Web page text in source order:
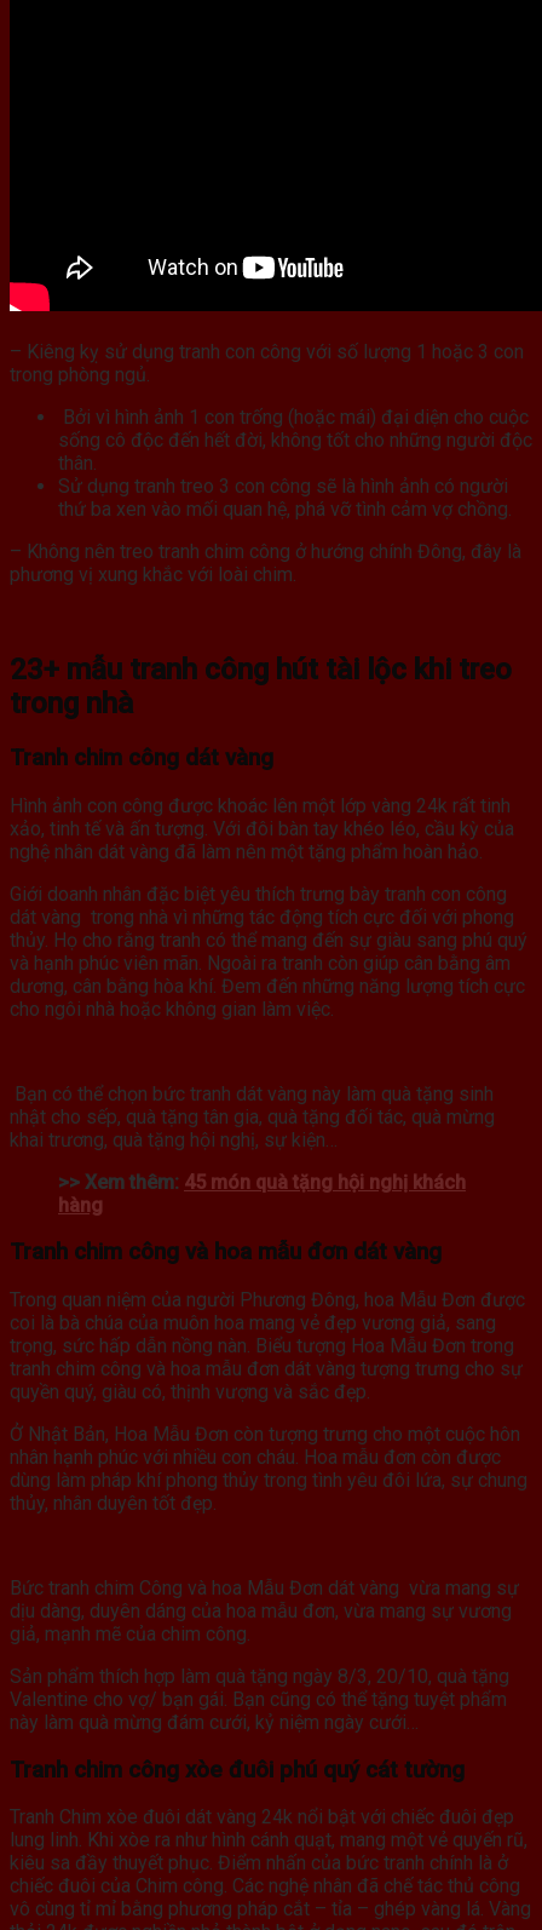
– Kiêng kỵ sử dụng tranh con công với số lượng 1 hoặc 3 con
trong phòng ngủ.
Bởi vì hình ảnh 1 con trống (hoặc mái) đại diện cho cuộc
sống cô độc đến hết đời, không tốt cho những người độc
thân.
Sử dụng tranh treo 3 con công sẽ là hình ảnh có người
thứ ba xen vào mối quan hệ, phá vỡ tình cảm vợ chồng.
– Không nên treo tranh chim công ở hướng chính Đông, đây là
phương vị xung khắc với loài chim.
23+ mẫu tranh công hút tài lộc khi treo
trong nhà
Tranh chim công dát vàng
Hình ảnh con công được khoác lên một lớp vàng 24k rất tinh
xảo, tinh tế và ấn tượng. Với đôi bàn tay khéo léo, cầu kỳ của
nghệ nhân dát vàng đã làm nên một tặng phẩm hoàn hảo.
Giới doanh nhân đặc biệt yêu thích trưng bày tranh con công
dát vàng trong nhà vì những tác động tích cực đối với phong
thủy. Họ cho rằng tranh có thể mang đến sự giàu sang phú quý
và hạnh phúc viên mãn. Ngoài ra tranh còn giúp cân bằng âm
dương, cân bằng hòa khí. Đem đến những năng lượng tích cực
cho ngôi nhà hoặc không gian làm việc.
Bạn có thể chọn bức tranh dát vàng này làm quà tặng sinh
nhật cho sếp, quà tặng tân gia, quà tặng đối tác, quà mừng
khai trương, quà tặng hội nghị, sự kiện…
>> Xem thêm: 45 món quà tặng hội nghị khách
hàng
Tranh chim công và hoa mẫu đơn dát vàng
Trong quan niệm của người Phương Đông, hoa Mẫu Đơn được
coi là bà chúa của muôn hoa mang vẻ đẹp vương giả, sang
trọng, sức hấp dẫn nồng nàn. Biểu tượng Hoa Mẫu Đơn trong
tranh chim công và hoa mẫu đơn dát vàng tượng trưng cho sự
quyền quý, giàu có, thịnh vượng và sắc đẹp.
Ở Nhật Bản, Hoa Mẫu Đơn còn tượng trưng cho một cuộc hôn
nhân hạnh phúc với nhiều con cháu. Hoa mẫu đơn còn được
dùng làm pháp khí phong thủy trong tình yêu đôi lứa, sự chung
thủy, nhân duyên tốt đẹp.
Bức tranh chim Công và hoa Mẫu Đơn dát vàng vừa mang sự
dịu dàng, duyên dáng của hoa mẫu đơn, vừa mang sự vương
giả, mạnh mẽ của chim công.
Sản phẩm thích hợp làm quà tặng ngày 8/3, 20/10, quà tặng
Valentine cho vợ/ bạn gái. Bạn cũng có thể tặng tuyệt phẩm
này làm quà mừng đám cưới, kỷ niệm ngày cưới…
Tranh chim công xòe đuôi phú quý cát tường
Tranh Chim xòe đuôi dát vàng 24k nổi bật với chiếc đuôi đẹp
lung linh. Khi xòe ra như hình cánh quạt, mang một vẻ quyến rũ,
kiêu sa đầy thuyết phục. Điểm nhấn của bức tranh chính là ở
chiếc đuôi của Chim công. Các nghệ nhân đã chế tác thủ công
vô cùng tỉ mỉ bằng phương pháp cắt – tỉa – ghép vàng lá. Vàng